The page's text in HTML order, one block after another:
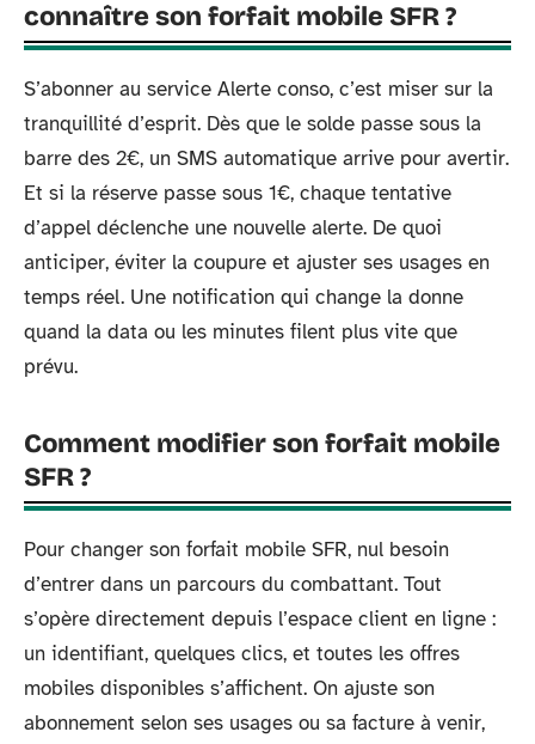
connaître son forfait mobile SFR ?
S’abonner au service Alerte conso, c’est miser sur la
tranquillité d’esprit. Dès que le solde passe sous la
barre des 2€, un SMS automatique arrive pour avertir.
Et si la réserve passe sous 1€, chaque tentative
d’appel déclenche une nouvelle alerte. De quoi
anticiper, éviter la coupure et ajuster ses usages en
temps réel. Une notification qui change la donne
quand la data ou les minutes filent plus vite que
prévu.
Comment modifier son forfait mobile
SFR ?
Pour changer son forfait mobile SFR, nul besoin
d’entrer dans un parcours du combattant. Tout
s’opère directement depuis l’espace client en ligne :
un identifiant, quelques clics, et toutes les offres
mobiles disponibles s’affichent. On ajuste son
abonnement selon ses usages ou sa facture à venir,